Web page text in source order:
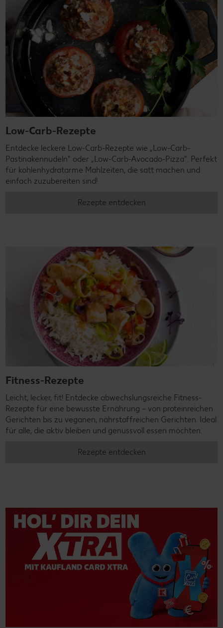
Low-Carb-Rezepte
Entdecke leckere Low-Carb-Rezepte wie „Low-Carb-
Pastinakennudeln" oder „Low-Carb-Avocado-Pizza". Perfekt
für kohlenhydratarme Mahlzeiten, die satt machen und
einfach zuzubereiten sind!
Rezepte entdecken
Fitness-Rezepte
Leicht, lecker, fit! Entdecke abwechslungsreiche Fitness-
Rezepte für eine bewusste Ernährung – von proteinreichen
Gerichten bis zu veganen, nährstoffreichen Gerichten. Ideal
für alle, die aktiv bleiben und genussvoll essen möchten.
Rezepte entdecken